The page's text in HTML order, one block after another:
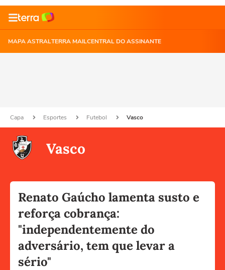
MAPA ASTRALTERRA MAILCENTRAL DO ASSINANTE
Capa Esportes Futebol Vasco
Vasco
Renato Gaúcho lamenta susto e
reforça cobrança:
"independentemente do
adversário, tem que levar a
sério"